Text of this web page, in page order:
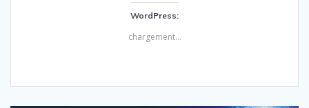
WordPress:
chargement…